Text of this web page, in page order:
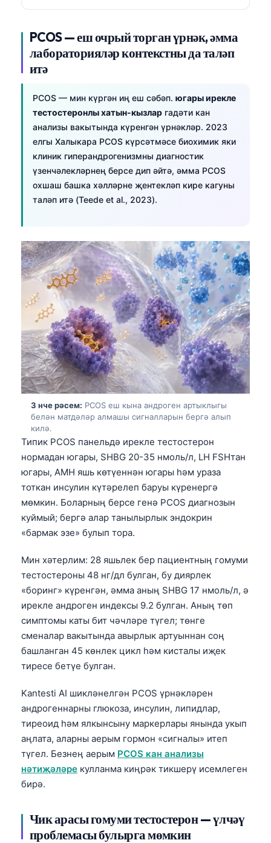
PCOS — еш очрый торган үрнәк, әмма
лабораторияләр контекстны да таләп
итә
PCOS — мин күргән иң еш сәбәп. югары ирекле
тестостеронлы хатын-кызлар гадәти кан
анализы вакытында күренгән үрнәкләр. 2023
елгы Халыкара PCOS күрсәтмәсе биохимик яки
клиник гиперандрогенизмны диагностик
үзенчәлекләрнең берсе дип әйтә, әмма PCOS
охшаш башка хәлләрне җентекләп кире кагуны
таләп итә (Teede et al., 2023).
3 нче рәсем: PCOS еш кына андроген артыклыгы
белән матдәләр алмашы сигналларын бергә алып
килә.
Типик PCOS панельдә ирекле тестостерон
нормадан югары, SHBG 20-35 нмоль/л, LH FSHтан
югары, AMH яшь көтүеннән югары һәм ураза
тоткан инсулин күтәрелеп баруы күренергә
мөмкин. Боларның берсе генә PCOS диагнозын
куймый; бергә алар танылырлык эндокрин
«бармак эзе» булып тора.
Мин хәтерлим: 28 яшьлек бер пациентның гомуми
тестостероны 48 нг/дл булган, бу диярлек
«боринг» күренгән, әмма аның SHBG 17 нмоль/л, ә
ирекле андроген индексы 9.2 булган. Аның төп
симптомы каты бит чәчләре түгел; төнге
сменалар вакытында авырлык артуыннан соң
башланган 45 көнлек цикл һәм кисталы иҗек
тиресе бетүе булган.
Kantesti AI шикләнелгән PCOS үрнәкләрен
андрогеннарны глюкоза, инсулин, липидлар,
тиреоид һәм ялкынсыну маркерлары янында укып
аңлата, аларны аерым гормон «сигналы» итеп
түгел. Безнең аерым PCOS кан анализы
нәтиҗәләре кулланма киңрәк тикшерү исемлеген
бирә.
Чик арасы гомуми тестостерон — үлчәү
проблемасы булырга мөмкин